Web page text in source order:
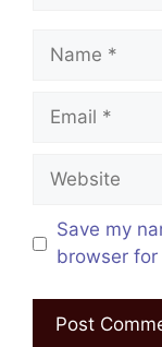
Name
Email
Website
Save my
browser